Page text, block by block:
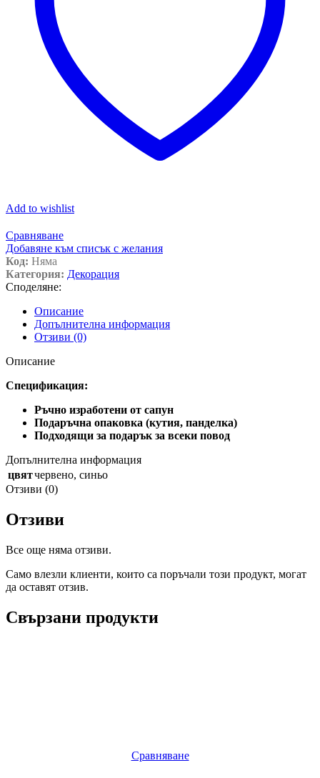
Add to wishlist
Сравняване
Добавяне към списък с желания
Код: Няма
Категория: Декорация
Споделяне:
Описание
Допълнителна информация
Отзиви (0)
Описание
Спецификация:
Ръчно изработени от сапун
Подаръчна опаковка (кутия, панделка)
Подходящи за подарък за всеки повод
Допълнителна информация
цвятчервено, синьо
Отзиви (0)
Отзиви
Все още няма отзиви.
Само влезли клиенти, които са поръчали този продукт, могат
да оставят отзив.
Свързани продукти
Сравняване